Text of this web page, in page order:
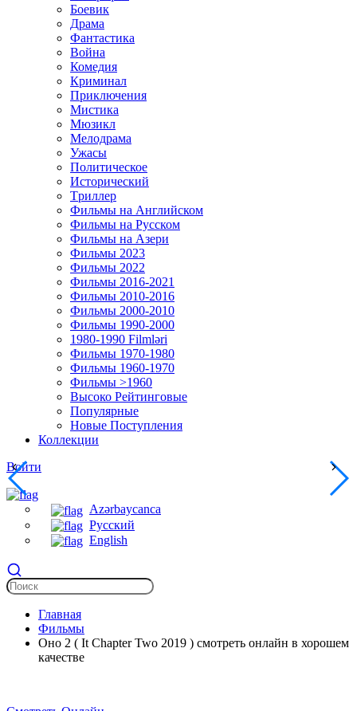
Боевик
Драма
Фантастика
Война
Комедия
Криминал
Приключения
Мистика
Мюзикл
Мелодрама
Ужасы
Политическое
Исторический
Tриллер
Фильмы на Английском
Фильмы на Русском
Фильмы на Азери
Фильмы 2023
Фильмы 2022
Фильмы 2016-2021
Фильмы 2010-2016
Фильмы 2000-2010
Фильмы 1990-2000
1980-1990 Filmləri
Фильмы 1970-1980
Фильмы 1960-1970
Фильмы >1960
Высоко Рейтинговые
Популярные
Новые Поступления
Коллекции
Войти
Azərbaycanca
Русский
English
Главная
Фильмы
Оно 2 ( It Chapter Two 2019 ) смотреть онлайн в хорошем
качестве